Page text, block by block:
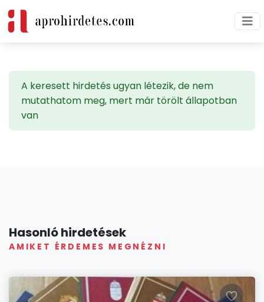
A keresett hirdetés ugyan létezik, de nem
mutathatom meg, mert már törölt állapotban
van
Hasonló hirdetések
AMIKET ÉRDEMES MEGNÉZNI